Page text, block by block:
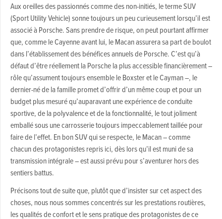
Aux oreilles des passionnés comme des non-initiés, le terme SUV
(Sport Utility Vehicle) sonne toujours un peu curieusement lorsqu’il est
associé à Porsche. Sans prendre de risque, on peut pourtant affirmer
que, comme le Cayenne avant lui, le Macan assurera sa part de boulot
dans l’établissement des bénéfices annuels de Porsche. C’est qu’à
défaut d’être réellement la Porsche la plus accessible financièrement –
rôle qu’assument toujours ensemble le Boxster et le Cayman –, le
dernier-né de la famille promet d’offrir d’un même coup et pour un
budget plus mesuré qu’auparavant une expérience de conduite
sportive, de la polyvalence et de la fonctionnalité, le tout joliment
emballé sous une carrosserie toujours impeccablement taillée pour
faire de l’effet. En bon SUV qui se respecte, le Macan – comme
chacun des protagonistes repris ici, dès lors qu’il est muni de sa
transmission intégrale – est aussi prévu pour s’aventurer hors des
sentiers battus.
Précisons tout de suite que, plutôt que d’insister sur cet aspect des
choses, nous nous sommes concentrés sur les prestations routières,
les qualités de confort et le sens pratique des protagonistes de ce